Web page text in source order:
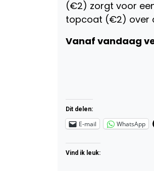
(€2) zorgt voor
topcoat (€2) over
Vanaf vandaag
Dit delen:
E-mail WhatsApp
Vind ik leuk: